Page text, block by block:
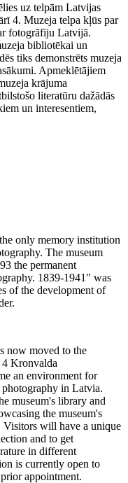
uz telpām Latvijas
4. Muzeja telpa kļūs par
fotogrāfiju Latvijā.
bibliotēkai un
tiks demonstrēts muzeja
Apmeklētājiem
krājuma
literatūru dažādās
un interesentiem,
only memory institution
The museum
the permanent
1839-1941" was
of the development of
now moved to the
Kronvalda
an environment for
photography in Latvia.
museum's library and
the museum's
Visitors will have a unique
and to get
in different
is currently open to
appointment.